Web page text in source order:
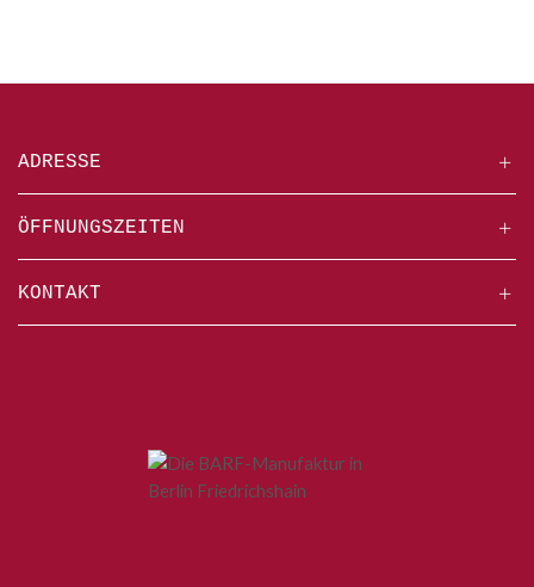
ADRESSE
ÖFFNUNGSZEITEN
KONTAKT